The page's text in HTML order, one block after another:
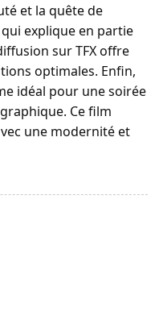
et la quête de
explique en partie
sur TFX offre
optimales. Enfin,
idéal pour une soirée
Ce film
une modernité et